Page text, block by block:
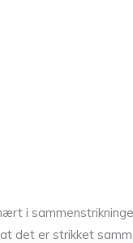
i
det er strikket